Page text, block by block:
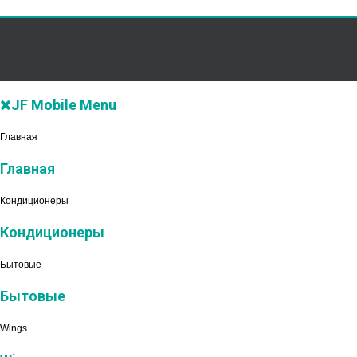
JF Mobile Menu
Главная
Главная
Кондиционеры
Кондиционеры
Бытовые
Бытовые
Wings